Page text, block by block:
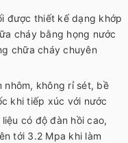
được thiết kế dạng khớp
cháy bằng họng nước
chữa cháy chuyên
nhôm, không rỉ sét, bề
khi tiếp xúc với nước
có độ đàn hồi cao,
tới 3.2 Mpa khi làm